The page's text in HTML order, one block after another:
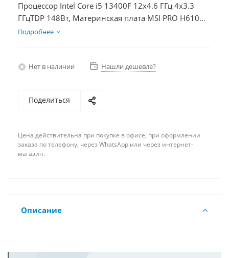
Процессор Intel Core i5 13400F 12x4.6 ГГц 4x3.3
ГГцTDP 148Вт, Материнская плата MSI PRO H610M-
E, Видеокарта GTX 1630 4Гб, Память DDR4 64Gb,
Подробнее
Нет в наличии Нашли дешевле?
Поделиться
Цена действительна при покупке в офисе, при оформлении
заказа по телефону, через WhatsApp или через интернет-
магазин.
Описание